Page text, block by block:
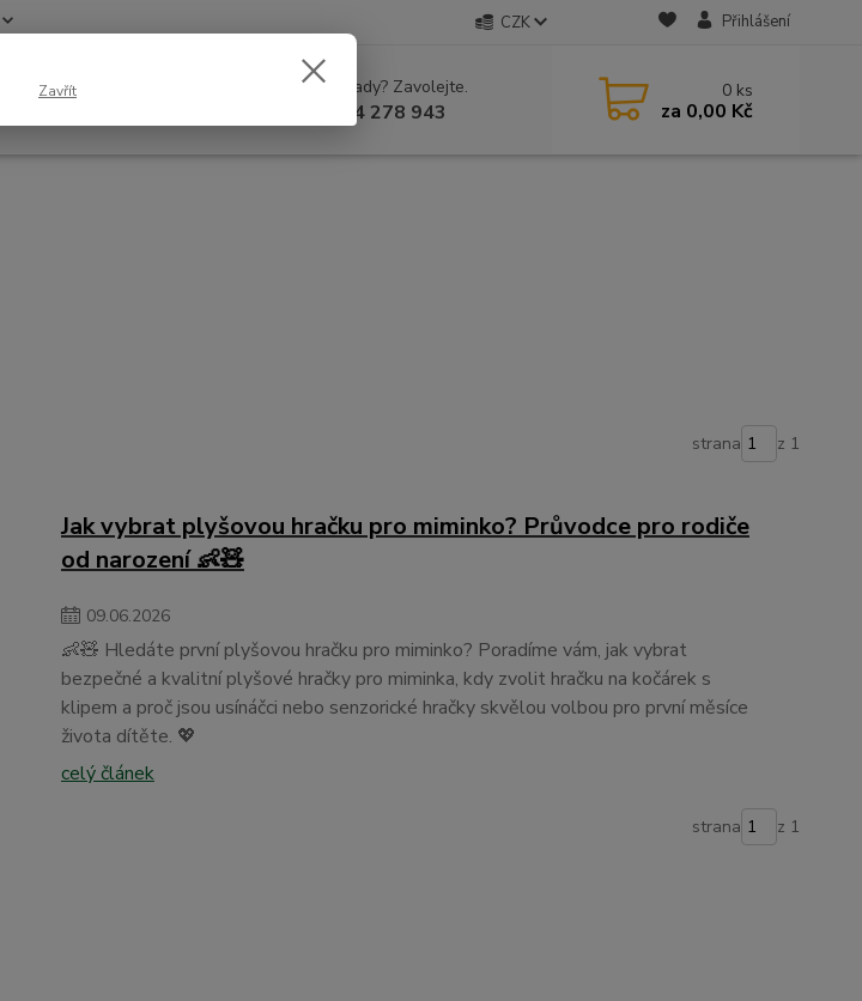
CZK Přihlášení
Hledat Nevíte si rady? Zavolejte.
+420 604 278 943
0 ks
za 0,00 Kč
strana z 1
Jak vybrat plyšovou hračku pro miminko? Průvodce pro rodiče
od narození 👶🧸
09.06.2026
👶🧸 Hledáte první plyšovou hračku pro miminko? Poradíme vám, jak vybrat
bezpečné a kvalitní plyšové hračky pro miminka, kdy zvolit hračku na kočárek s
klipem a proč jsou usínáčci nebo senzorické hračky skvělou volbou pro první měsíce
života dítěte. 💖
celý článek
strana z 1
Zavřít